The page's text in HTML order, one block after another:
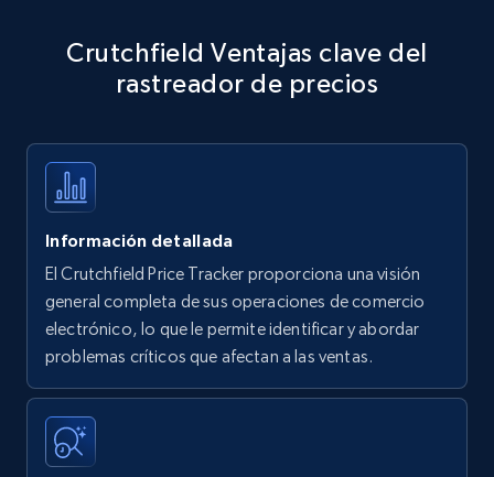
specific keywords
Title, Seller name, Brand, Description, Initial
35.3K+
Amazon products - find products by using
upc numbers
Title, Seller name, Brand, Description, Initial
price, Currency, Availability, Reviews count, and
35.3K+
Crutchfield Ventajas clave del
rastreador de precios
Información detallada
El Crutchfield Price Tracker proporciona una visión
general completa de sus operaciones de comercio
electrónico, lo que le permite identificar y abordar
problemas críticos que afectan a las ventas.